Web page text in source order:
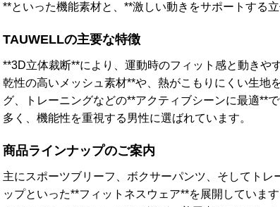
**といった機能素材と、**激しい動きをサポートする立
TAUWELLの主要な特徴
**3D立体裁断**により、運動時のフィット感と動きや
乾性の高いメッシュ素材**や、熱がこもりにくい生地
グ、トレーニングなどの**アクティブシーンに最適**
多く、機能性を重視する男性に選ばれています。
商品ラインナップのご案内
主にスポーツブリーフ、ボクサーパンツ、そしてトレ
ップといった**フィットネスウェア**を展開していま